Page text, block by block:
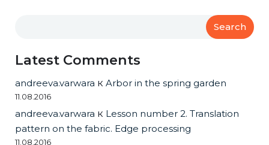
Search
Latest Comments
andreeva.varwara к Arbor in the spring garden
11.08.2016
andreeva.varwara к Lesson number 2. Translation
pattern on the fabric. Edge processing
11.08.2016